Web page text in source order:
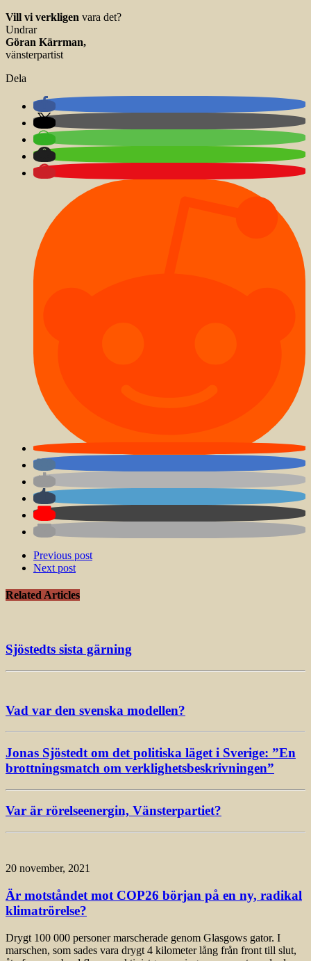
Vill vi verkligen vara det?
Undrar
Göran Kärrman,
vänsterpartist
Dela
Previous post
Next post
Related Articles
Sjöstedts sista gärning
Vad var den svenska modellen?
Jonas Sjöstedt om det politiska läget i Sverige: ”En
brottningsmatch om verklighetsbeskrivningen”
Var är rörelseenergin, Vänsterpartiet?
20 november, 2021
Är motståndet mot COP26 början på en ny, radikal
klimatrörelse?
Drygt 100 000 personer marscherade genom Glasgows gator. I
marschen, som sades vara drygt 4 kilometer lång från front till slut,